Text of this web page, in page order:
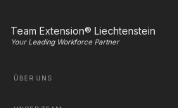
Team Extension® Liechtenstein
Your Leading Workforce Partner
ÜBER UNS